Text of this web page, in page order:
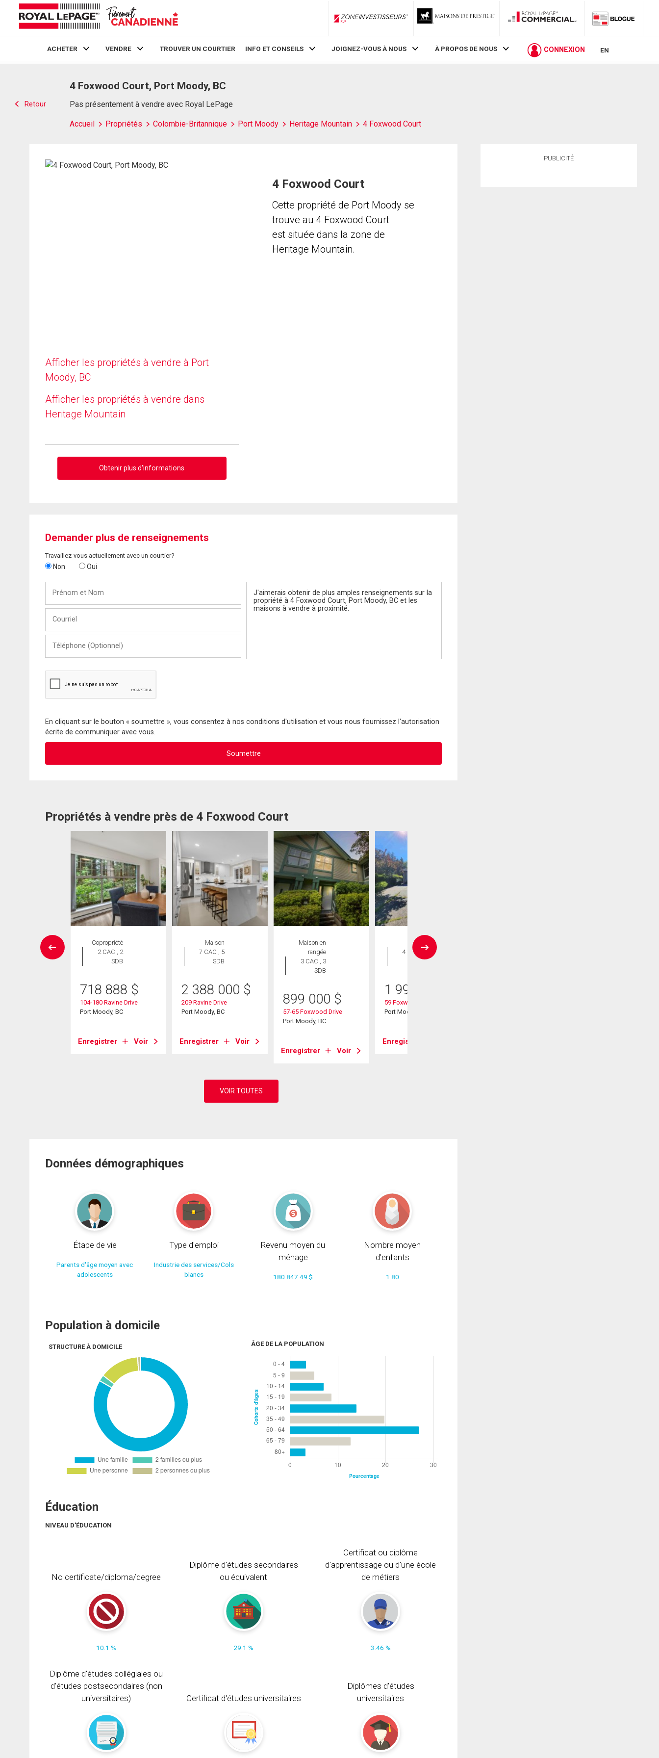
ZoneInvestisseurs RLP
ACHETER VENDRE TROUVER UN COURTIER INFO ET CONSEILS JOIGNEZ-VOUS À NOUS À PROPOS DE NOUS CONNEXION EN
Retour
4 Foxwood Court, Port Moody, BC
Pas présentement à vendre avec Royal LePage
Accueil Propriétés Colombie-Britannique Port Moody Heritage Mountain 4 Foxwood Court
Afficher les propriétés à vendre à Port
Moody, BC
Afficher les propriétés à vendre dans
Heritage Mountain
Obtenir plus d'informations
4 Foxwood Court
Cette propriété de Port Moody se
trouve au 4 Foxwood Court
est située dans la zone de
Heritage Mountain.
Demander plus de renseignements
Travaillez-vous actuellement avec un courtier?
Non Oui
Nom
(Optionnel)
En cliquant sur le bouton « soumettre », vous consentez à nos conditions d'utilisation et vous nous fournissez l'autorisation
écrite de communiquer avec vous.
Propriétés à vendre près de 4 Foxwood Court
Copropriété
2 CAC , 2
SDB
718 888 $
104-180 Ravine Drive
Port Moody, BC
Enregistrer Voir
Maison
7 CAC , 5
SDB
2 388 000 $
209 Ravine Drive
Port Moody, BC
Enregistrer Voir
Maison en
rangée
3 CAC , 3
SDB
899 000 $
57-65 Foxwood Drive
Port Moody, BC
Enregistrer Voir
Maison
4 CAC , 5
SDB
1 999 000
59 Foxwood Drive
Port Moody, BC
Enregistrer
Données démographiques
Étape de vie
Parents d'âge moyen avec
adolescents
Type d'emploi
Industrie des services/Cols
blancs
Revenu moyen du
ménage
180 847.49 $
Nombre moyen
d'enfants
1.80
Population à domicile
STRUCTURE À DOMICILE ÂGE DE LA POPULATION
Éducation
NIVEAU D'ÉDUCATION
No certificate/diploma/degree
10.1 %
Diplôme d'études secondaires
ou équivalent
29.1 %
Certificat ou diplôme
d'apprentissage ou d'une école
de métiers
3.46 %
Diplôme d'études collégiales ou
d'études postsecondaires (non
universitaires)
Certificat d'études universitaires
Diplômes d'études
universitaires
PUBLICITÉ